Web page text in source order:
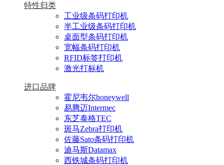
特性归类
工业级条码打印机
半工业级条码打印机
桌面型条码打印机
宽幅条码打印机
RFID标签打印机
激光打标机
进口品牌
霍尼韦尔honeywell
易腾迈Intermec
东芝泰格TEC
斑马Zebra打印机
佐藤Sato条码打印机
迪马斯Datamax
西铁城条码打印机